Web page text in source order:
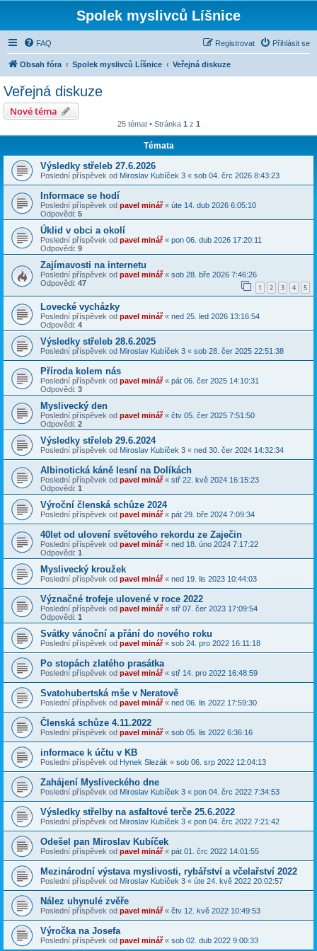
Spolek myslivců Líšnice
FAQ Přihlásit se
Registrovat
Obsah fóra Spolek myslivců Líšnice Veřejná diskuze
Veřejná diskuze
Nové téma
25 témat • Stránka 1 z 1
Témata
Výsledky střeleb 27.6.2026
Poslední příspěvek od Miroslav Kubíček 3 « sob 04. črc 2026 8:43:23
Informace se hodí
Poslední příspěvek od pavel minář« úte 14. dub 2026 6:05:10
Odpovědi: 5
Úklid v obci a okolí
Poslední příspěvek od pavel minář« pon 06. dub 2026 17:20:11
Odpovědi: 9
Zajímavosti na internetu
Poslední příspěvek od pavel minář« sob 28. bře 2026 7:46:26
Odpovědi: 47 1 2 3 4 5
Lovecké vycházky
Poslední příspěvek od pavel minář« ned 25. led 2026 13:16:54
Odpovědi: 4
Výsledky střeleb 28.6.2025
Poslední příspěvek od Miroslav Kubíček 3 « sob 28. čer 2025 22:51:38
Příroda kolem nás
Poslední příspěvek od pavel minář« pát 06. čer 2025 14:10:31
Odpovědi: 3
Myslivecký den
Poslední příspěvek od pavel minář« čtv 05. čer 2025 7:51:50
Odpovědi: 2
Výsledky střeleb 29.6.2024
Poslední příspěvek od Miroslav Kubíček 3 « ned 30. čer 2024 14:32:34
Albinotická káně lesní na Dolíkách
Poslední příspěvek od pavel minář« stř 22. kvě 2024 16:15:23
Odpovědi: 1
Výroční členská schůze 2024
Poslední příspěvek od pavel minář« pát 29. bře 2024 7:09:34
40let od ulovení světového rekordu ze Zaječin
Poslední příspěvek od pavel minář« ned 18. úno 2024 7:17:22
Odpovědi: 1
Myslivecký kroužek
Poslední příspěvek od pavel minář« ned 19. lis 2023 10:44:03
Význačné trofeje ulovené v roce 2022
Poslední příspěvek od pavel minář« stř 07. čer 2023 17:09:54
Odpovědi: 1
Svátky vánoční a přání do nového roku
Poslední příspěvek od pavel minář« sob 24. pro 2022 16:11:18
Po stopách zlatého prasátka
Poslední příspěvek od pavel minář« stř 14. pro 2022 16:48:59
Svatohubertská mše v Neratově
Poslední příspěvek od pavel minář« ned 06. lis 2022 17:59:30
Členská schůze 4.11.2022
Poslední příspěvek od pavel minář« sob 05. lis 2022 6:36:16
informace k účtu v KB
Poslední příspěvek od Hynek Slezák « sob 06. srp 2022 12:04:13
Zahájení Mysliveckého dne
Poslední příspěvek od Miroslav Kubíček 3 « pon 04. črc 2022 7:34:53
Výsledky střelby na asfaltové terče 25.6.2022
Poslední příspěvek od Miroslav Kubíček 3 « pon 04. črc 2022 7:21:42
Odešel pan Miroslav Kubíček
Poslední příspěvek od pavel minář« pát 01. črc 2022 14:01:55
Mezinárodní výstava myslivosti, rybářství a včelařství 2022
Poslední příspěvek od Miroslav Kubíček 3 « úte 24. kvě 2022 20:02:57
Nález uhynulé zvěře
Poslední příspěvek od pavel minář« čtv 12. kvě 2022 10:49:53
Výročka na Josefa
Poslední příspěvek od pavel minář« sob 02. dub 2022 9:00:33